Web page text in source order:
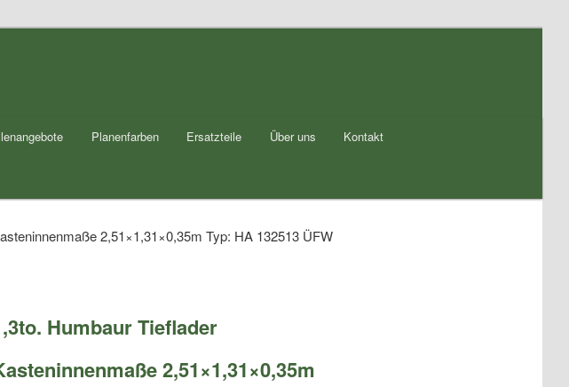
Planenfarben Ersatzteile Über uns Kontakt
2,51×1,31×0,35m Typ: HA 132513 ÜFW
Humbaur Tieflader
2,51×1,31×0,35m